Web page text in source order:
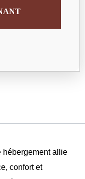
hébergement allie
confort et